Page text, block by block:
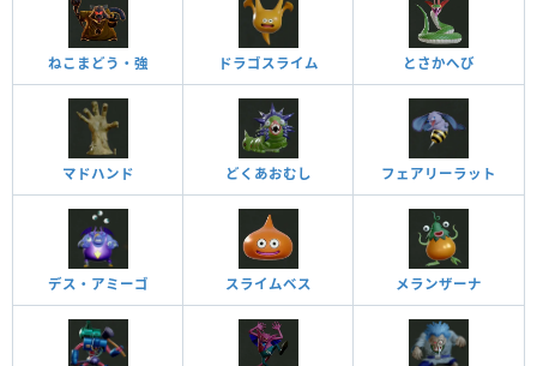
ねこまどう・強 ドラゴスライム とさかへび
マドハンド どくあおむし フェアリーラット
デス・アミーゴ スライムベス メランザーナ